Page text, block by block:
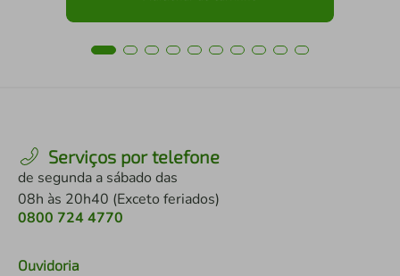
Serviços por telefone
de segunda a sábado das
08h às 20h40 (Exceto feriados)
0800 724 4770
Ouvidoria